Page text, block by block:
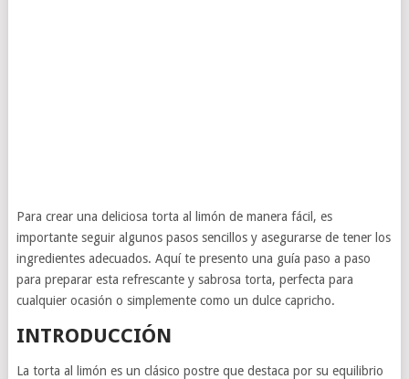
Para crear una deliciosa torta al limón de manera fácil, es
importante seguir algunos pasos sencillos y asegurarse de tener los
ingredientes adecuados. Aquí te presento una guía paso a paso
para preparar esta refrescante y sabrosa torta, perfecta para
cualquier ocasión o simplemente como un dulce capricho.
INTRODUCCIÓN
La torta al limón es un clásico postre que destaca por su equilibrio